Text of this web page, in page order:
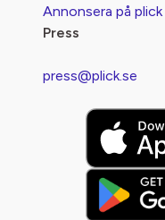
Annonsera på plick
Press
press@plick.se